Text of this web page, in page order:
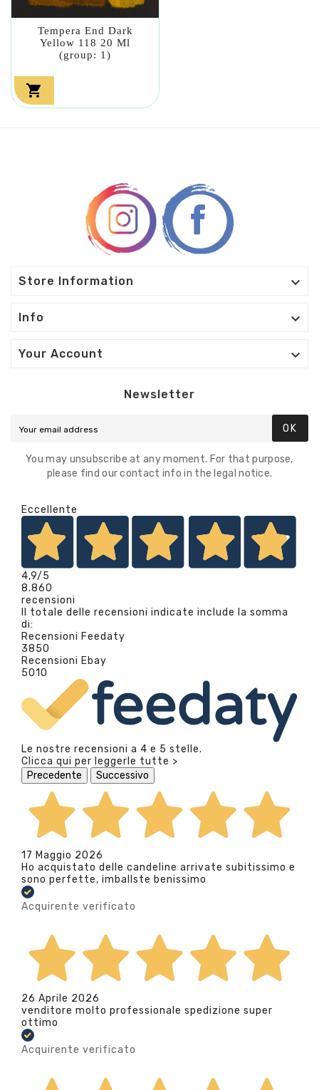
Tempera End Dark
Yellow 118 20 Ml
(group: 1)

Store Information 
Info 
Your Account 
Newsletter
OK
You may unsubscribe at any moment. For that purpose,
please find our contact info in the legal notice.
Eccellente
4,9/5
8.860
recensioni
Il totale delle recensioni indicate include la somma
di:
Recensioni Feedaty
3850
Recensioni Ebay
5010
Le nostre recensioni a 4 e 5 stelle.
Clicca qui per leggerle tutte >
Precedente
Successivo
17 Maggio 2026
Ho acquistato delle candeline arrivate subitissimo e
sono perfette, imballste benissimo
Acquirente verificato
26 Aprile 2026
venditore molto professionale spedizione super
ottimo
Acquirente verificato